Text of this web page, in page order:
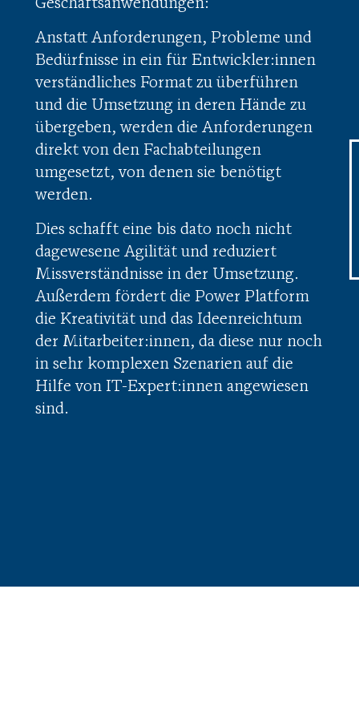
Geschäftsanwendungen:
Anstatt Anforderungen, Probleme und
Bedürfnisse in ein für Entwickler:innen
verständliches Format zu überführen
und die Umsetzung in deren Hände zu
übergeben, werden die Anforderungen
direkt von den Fachabteilungen
umgesetzt, von denen sie benötigt
werden.
Dies schafft eine bis dato noch nicht
dagewesene Agilität und reduziert
Missverständnisse in der Umsetzung.
Außerdem fördert die Power Platform
die Kreativität und das Ideenreichtum
der Mitarbeiter:innen, da diese nur noch
in sehr komplexen Szenarien auf die
Hilfe von IT-Expert:innen angewiesen
sind.